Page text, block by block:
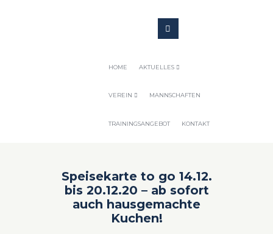
HOME AKTUELLES
VEREIN MANNSCHAFTEN
TRAININGSANGEBOT KONTAKT
Speisekarte to go 14.12.
bis 20.12.20 – ab sofort
auch hausgemachte
Kuchen!